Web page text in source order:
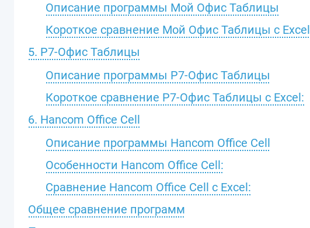
Описание программы Мой Офис Таблицы
Короткое сравнение Мой Офис Таблицы с Excel
5. Р7-Офис Таблицы
Описание программы Р7-Офис Таблицы
Короткое сравнение Р7-Офис Таблицы с Excel:
6. Hancom Office Cell
Описание программы Hancom Office Cell
Особенности Hancom Office Cell:
Сравнение Hancom Office Cell с Excel:
Общее сравнение программ